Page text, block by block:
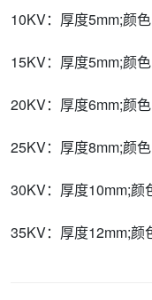
10KV：厚度5mm;颜
15KV：厚度5mm;颜
20KV：厚度6mm;颜
25KV：厚度8mm;颜
30KV：厚度10mm;颜
35KV：厚度12mm;颜